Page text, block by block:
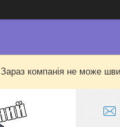
Зараз компанія не може